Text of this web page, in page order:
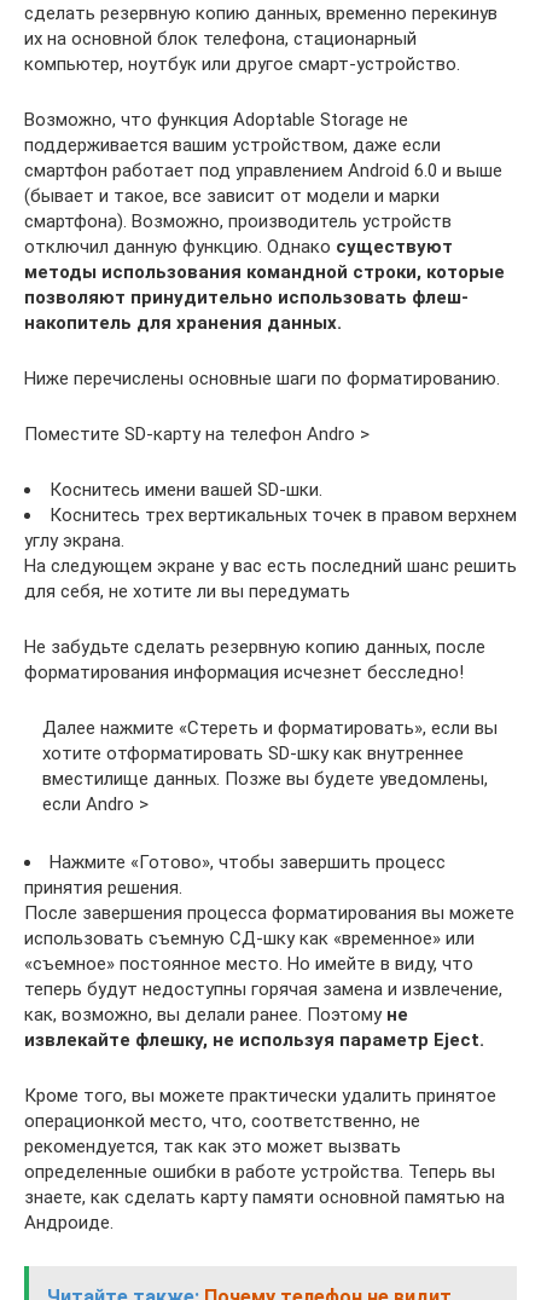
сделать резервную копию данных, временно перекинув
их на основной блок телефона, стационарный
компьютер, ноутбук или другое смарт-устройство.
Возможно, что функция Adoptable Storage не
поддерживается вашим устройством, даже если
смартфон работает под управлением Android 6.0 и выше
(бывает и такое, все зависит от модели и марки
смартфона). Возможно, производитель устройств
отключил данную функцию. Однако существуют
методы использования командной строки, которые
позволяют принудительно использовать флеш-
накопитель для хранения данных.
Ниже перечислены основные шаги по форматированию.
Поместите SD-карту на телефон Andro >
Коснитесь имени вашей SD-шки.
Коснитесь трех вертикальных точек в правом верхнем
углу экрана.
На следующем экране у вас есть последний шанс решить
для себя, не хотите ли вы передумать
Не забудьте сделать резервную копию данных, после
форматирования информация исчезнет бесследно!
Далее нажмите «Стереть и форматировать», если вы
хотите отформатировать SD-шку как внутреннее
вместилище данных. Позже вы будете уведомлены,
если Andro >
Нажмите «Готово», чтобы завершить процесс
принятия решения.
После завершения процесса форматирования вы можете
использовать съемную СД-шку как «временное» или
«съемное» постоянное место. Но имейте в виду, что
теперь будут недоступны горячая замена и извлечение,
как, возможно, вы делали ранее. Поэтому не
извлекайте флешку, не используя параметр Eject.
Кроме того, вы можете практически удалить принятое
операционкой место, что, соответственно, не
рекомендуется, так как это может вызвать
определенные ошибки в работе устройства. Теперь вы
знаете, как сделать карту памяти основной памятью на
Андроиде.